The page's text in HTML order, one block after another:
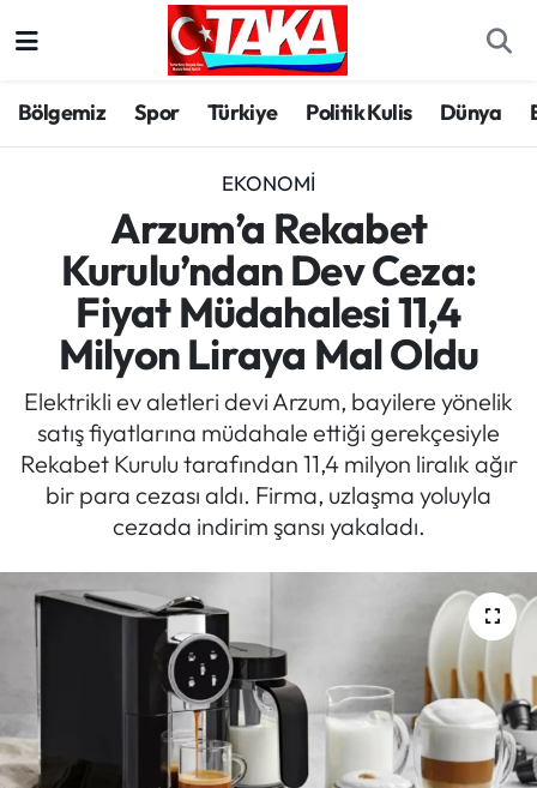
Bölgemiz Spor Türkiye Politik Kulis Dünya
EKONOMI
Arzum’a Rekabet
Kurulu’ndan Dev Ceza:
Fiyat Müdahalesi 11,4
Milyon Liraya Mal Oldu
Elektrikli ev aletleri devi Arzum, bayilere yönelik
satış fiyatlarına müdahale ettiği gerekçesiyle
Rekabet Kurulu tarafından 11,4 milyon liralık ağır
bir para cezası aldı. Firma, uzlaşma yoluyla
cezada indirim şansı yakaladı.
Spor
Türkiye
Kültür/Sanat
Politika
Politik Kulis
Dünya
Magazin
Mektup Galeri
Köşe Yazıları
Trabzon Hava Durumu
Trabzon Trafik Yoğunluk Haritası
Süper Lig Puan Durumu ve Fikstür
Tüm Manşetler
Son Dakika Haberleri
Haber Arşivi